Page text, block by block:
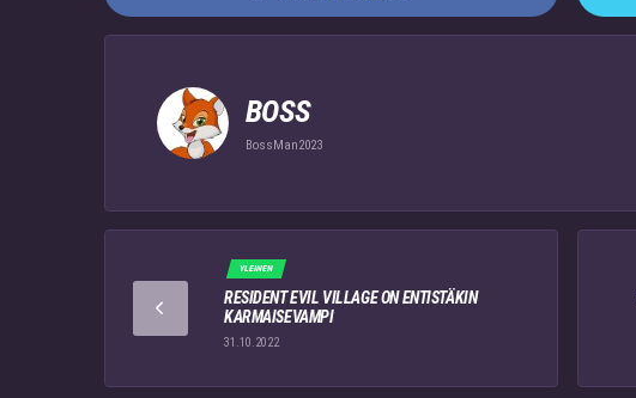
BOSS
BossMan2023
YLEINEN
RESIDENT EVIL VILLAGE ON ENTISTÄKIN
KARMAISEVAMPI
31.10.2022